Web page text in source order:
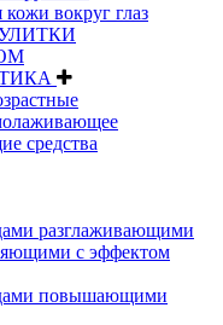
вокруг глаз
средства
разглаживающими
с эффектом
повышающими